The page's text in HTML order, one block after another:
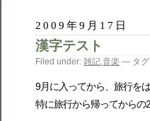
2009年9月17日
漢字テスト
Filed under: 雑記,音楽 — タ
9月に入ってから、旅行を
特に旅行から帰ってからの